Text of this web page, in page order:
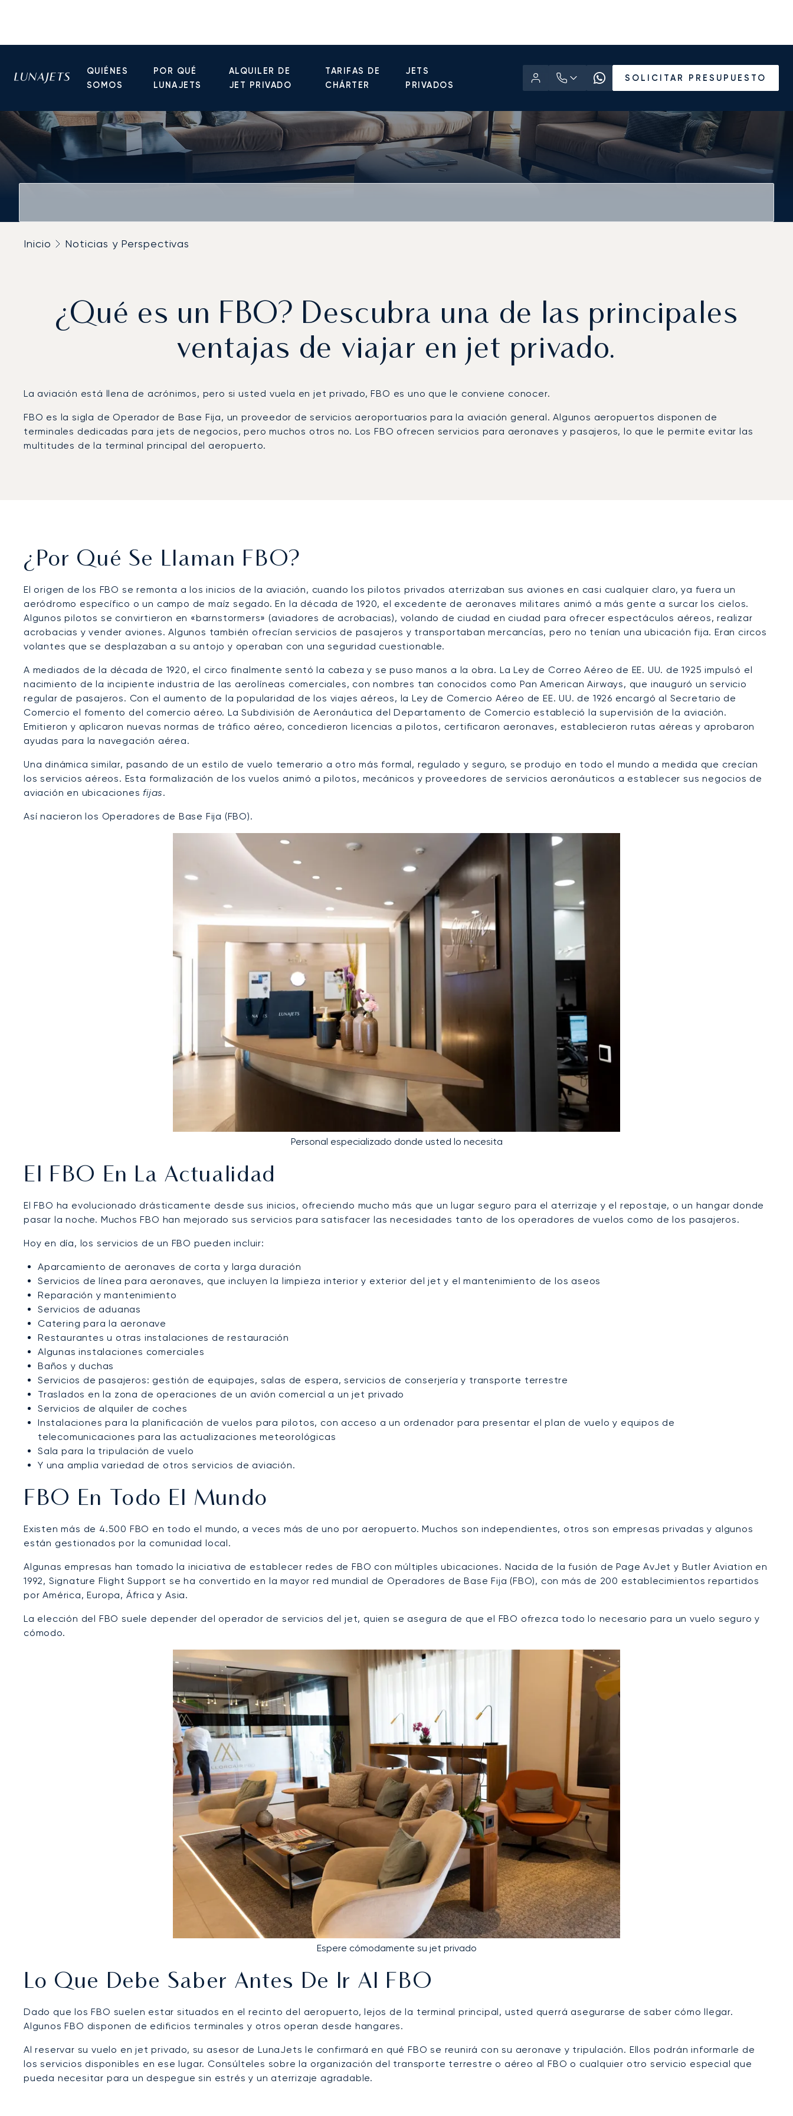
QUIÉNES
SOMOS
POR QUÉ
LUNAJETS
ALQUILER DE
JET PRIVADO
TARIFAS DE
CHÁRTER
JETS
PRIVADOS
SOLICITAR PRESUPUESTO
Inicio Noticias y Perspectivas
¿Qué es un FBO? Descubra una de las principales
ventajas de viajar en jet privado.
La aviación está llena de acrónimos, pero si usted vuela en jet privado, FBO es uno que le conviene conocer.
FBO es la sigla de Operador de Base Fija, un proveedor de servicios aeroportuarios para la aviación general. Algunos aeropuertos disponen de
terminales dedicadas para jets de negocios, pero muchos otros no. Los FBO ofrecen servicios para aeronaves y pasajeros, lo que le permite evitar las
multitudes de la terminal principal del aeropuerto.
¿Por Qué Se Llaman FBO?
El origen de los FBO se remonta a los inicios de la aviación, cuando los pilotos privados aterrizaban sus aviones en casi cualquier claro, ya fuera un
aeródromo específico o un campo de maíz segado. En la década de 1920, el excedente de aeronaves militares animó a más gente a surcar los cielos.
Algunos pilotos se convirtieron en «barnstormers» (aviadores de acrobacias), volando de ciudad en ciudad para ofrecer espectáculos aéreos, realizar
acrobacias y vender aviones. Algunos también ofrecían servicios de pasajeros y transportaban mercancías, pero no tenían una ubicación fija. Eran circos
volantes que se desplazaban a su antojo y operaban con una seguridad cuestionable.
A mediados de la década de 1920, el circo finalmente sentó la cabeza y se puso manos a la obra. La Ley de Correo Aéreo de EE. UU. de 1925 impulsó el
nacimiento de la incipiente industria de las aerolíneas comerciales, con nombres tan conocidos como Pan American Airways, que inauguró un servicio
regular de pasajeros. Con el aumento de la popularidad de los viajes aéreos, la Ley de Comercio Aéreo de EE. UU. de 1926 encargó al Secretario de
Comercio el fomento del comercio aéreo. La Subdivisión de Aeronáutica del Departamento de Comercio estableció la supervisión de la aviación.
Emitieron y aplicaron nuevas normas de tráfico aéreo, concedieron licencias a pilotos, certificaron aeronaves, establecieron rutas aéreas y aprobaron
ayudas para la navegación aérea.
Una dinámica similar, pasando de un estilo de vuelo temerario a otro más formal, regulado y seguro, se produjo en todo el mundo a medida que crecían
los servicios aéreos. Esta formalización de los vuelos animó a pilotos, mecánicos y proveedores de servicios aeronáuticos a establecer sus negocios de
aviación en ubicaciones fijas.
Así nacieron los Operadores de Base Fija (FBO).
Personal especializado donde usted lo necesita
El FBO En La Actualidad
El FBO ha evolucionado drásticamente desde sus inicios, ofreciendo mucho más que un lugar seguro para el aterrizaje y el repostaje, o un hangar donde
pasar la noche. Muchos FBO han mejorado sus servicios para satisfacer las necesidades tanto de los operadores de vuelos como de los pasajeros.
Hoy en día, los servicios de un FBO pueden incluir:
Aparcamiento de aeronaves de corta y larga duración
Servicios de línea para aeronaves, que incluyen la limpieza interior y exterior del jet y el mantenimiento de los aseos
Reparación y mantenimiento
Servicios de aduanas
Catering para la aeronave
Restaurantes u otras instalaciones de restauración
Algunas instalaciones comerciales
Baños y duchas
Servicios de pasajeros: gestión de equipajes, salas de espera, servicios de conserjería y transporte terrestre
Traslados en la zona de operaciones de un avión comercial a un jet privado
Servicios de alquiler de coches
Instalaciones para la planificación de vuelos para pilotos, con acceso a un ordenador para presentar el plan de vuelo y equipos de
telecomunicaciones para las actualizaciones meteorológicas
Sala para la tripulación de vuelo
Y una amplia variedad de otros servicios de aviación.
FBO En Todo El Mundo
Existen más de 4.500 FBO en todo el mundo, a veces más de uno por aeropuerto. Muchos son independientes, otros son empresas privadas y algunos
están gestionados por la comunidad local.
Algunas empresas han tomado la iniciativa de establecer redes de FBO con múltiples ubicaciones. Nacida de la fusión de Page AvJet y Butler Aviation en
1992, Signature Flight Support se ha convertido en la mayor red mundial de Operadores de Base Fija (FBO), con más de 200 establecimientos repartidos
por América, Europa, África y Asia.
La elección del FBO suele depender del operador de servicios del jet, quien se asegura de que el FBO ofrezca todo lo necesario para un vuelo seguro y
cómodo.
Espere cómodamente su jet privado
Lo Que Debe Saber Antes De Ir Al FBO
Dado que los FBO suelen estar situados en el recinto del aeropuerto, lejos de la terminal principal, usted querrá asegurarse de saber cómo llegar.
Algunos FBO disponen de edificios terminales y otros operan desde hangares.
Al reservar su vuelo en jet privado, su asesor de LunaJets le confirmará en qué FBO se reunirá con su aeronave y tripulación. Ellos podrán informarle de
los servicios disponibles en ese lugar. Consúlteles sobre la organización del transporte terrestre o aéreo al FBO o cualquier otro servicio especial que
pueda necesitar para un despegue sin estrés y un aterrizaje agradable.